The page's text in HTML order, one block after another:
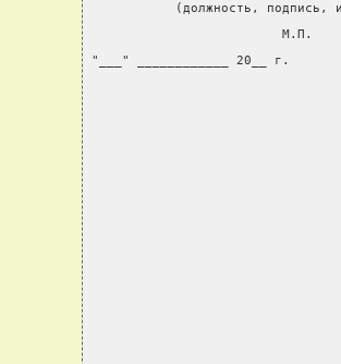
(должность, подпись,
                         М.П.
"___" ____________ 20__ г.